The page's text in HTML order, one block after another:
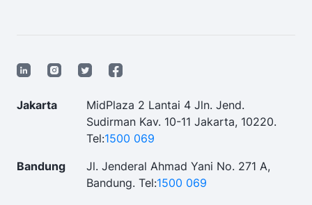
Jakarta
MidPlaza 2 Lantai 4 Jln. Jend.
Sudirman Kav. 10-11 Jakarta, 10220.
Tel:1500 069
Bandung
Jl. Jenderal Ahmad Yani No. 271 A,
Bandung. Tel:1500 069